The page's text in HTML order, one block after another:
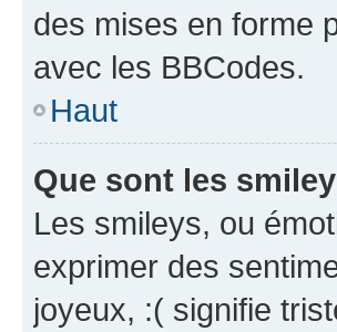
des mises en forme
avec les BBCodes.
Haut
Que sont les
Les smileys, ou
exprimer des
joyeux, :( signifie